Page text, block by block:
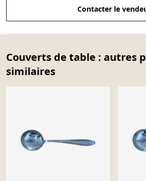
Contacter le
Couverts de table : autres
similaires